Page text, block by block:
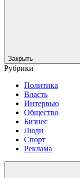
Закрыть
Рубрики
Политика
Власть
Интервью
Общество
Бизнес
Люди
Спорт
Реклама